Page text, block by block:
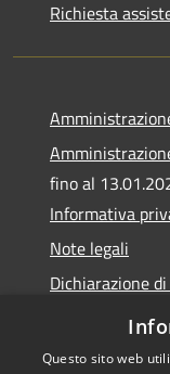
Richiesta
fino al
Informativa
Note legali
Dichiarazione
Obiettivi di
Questo sito web